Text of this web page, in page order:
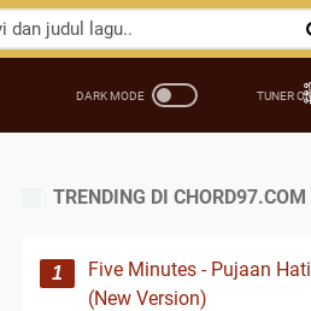
TRENDING DI CHORD97.COM
Five Minutes - Pujaan Hati
(New Version)